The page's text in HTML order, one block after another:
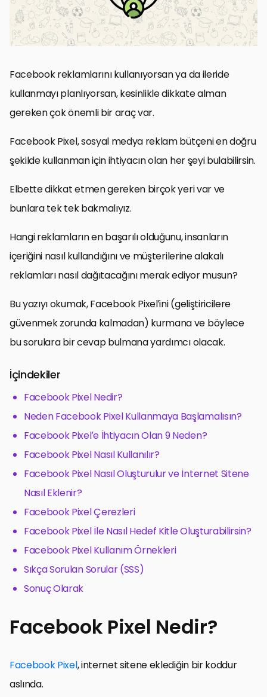
Facebook Pixel Çerezleri
Facebook Pixel İle Nasıl Hedef Kitle Oluşturabilirsin?
Facebook Pixel Kullanım Örnekleri
Facebook reklamlarını kullanıyorsan ya da ileride
kullanmayı planlıyorsan, kesinlikle dikkate alman
gereken çok önemli bir araç var.
Facebook Pixel, sosyal medya reklam bütçeni en doğru
şekilde kullanman için ihtiyacın olan her şeyi bulabilirsin.
Elbette dikkat etmen gereken birçok yeri var ve
bunlara tek tek bakmalıyız.
Hangi reklamların en başarılı olduğunu, insanların
içeriğini nasıl kullandığını ve müşterilerine alakalı
reklamları nasıl dağıtacağını merak ediyor musun?
Bu yazıyı okumak, Facebook Pixel’ini (geliştiricilere
güvenmek zorunda kalmadan) kurmana ve böylece
bu sorulara bir cevap bulmana yardımcı olacak.
İçindekiler
Facebook Pixel Nedir?
Neden Facebook Pixel Kullanmaya Başlamalısın?
Facebook Pixel’e İhtiyacın Olan 9 Neden?
Facebook Pixel Nasıl Kullanılır?
Facebook Pixel Nasıl Oluşturulur ve İnternet Sitene
Nasıl Eklenir?
Facebook Pixel Çerezleri
Facebook Pixel İle Nasıl Hedef Kitle Oluşturabilirsin?
Facebook Pixel Kullanım Örnekleri
Sıkça Sorulan Sorular (SSS)
Sonuç Olarak
Facebook Pixel Nedir?
Facebook Pixel, internet sitene eklediğin bir koddur
aslında.